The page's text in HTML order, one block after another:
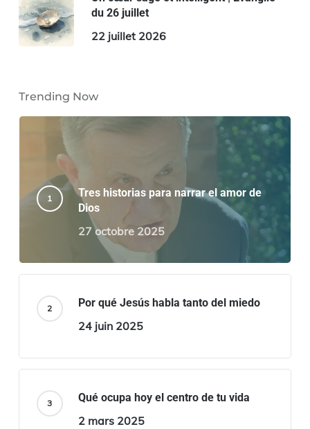
du 26 juillet
22 juillet 2026
Trending Now
Tres historias para narrar el amor de
Dios
27 octobre 2025
Por qué Jesús habla tanto del miedo
24 juin 2025
Qué ocupa hoy el centro de tu vida
2 mars 2025